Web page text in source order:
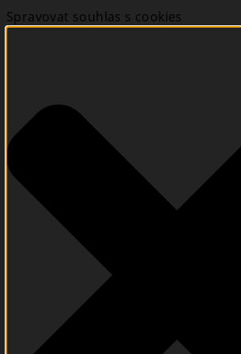
Spravovat souhlas s cookies